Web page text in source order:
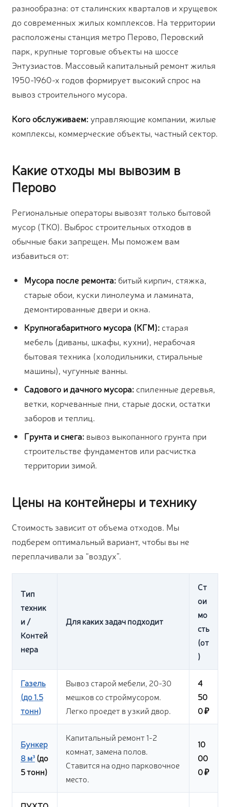
разнообразна: от сталинских кварталов и хрущевок
до современных жилых комплексов. На территории
расположены станция метро Перово, Перовский
парк, крупные торговые объекты на шоссе
Энтузиастов. Массовый капитальный ремонт жилья
1950-1960-х годов формирует высокий спрос на
вывоз строительного мусора.
Кого обслуживаем:управляющие компании, жилые
комплексы, коммерческие объекты, частный сектор.
Какие отходы мы вывозим в
Перово
Региональные операторы вывозят только бытовой
мусор (ТКО). Выброс строительных отходов в
обычные баки запрещен. Мы поможем вам
избавиться от:
Мусора после ремонта: битый кирпич, стяжка,
старые обои, куски линолеума и ламината,
демонтированные двери и окна.
Крупногабаритного мусора (КГМ): старая
мебель (диваны, шкафы, кухни), нерабочая
бытовая техника (холодильники, стиральные
машины), чугунные ванны.
Садового и дачного мусора: спиленные деревья,
ветки, корчеванные пни, старые доски, остатки
заборов и теплиц.
Грунта и снега: вывоз выкопанного грунта при
строительстве фундаментов или расчистка
территории зимой.
Цены на контейнеры и технику
Стоимость зависит от объема отходов. Мы
подберем оптимальный вариант, чтобы вы не
переплачивали за “воздух”.
Тип
техник
и /
Контей
нера
Для каких задач подходит
Ст
ои
мо
сть
(от
)
Газель
(до 1.5
тонн)
Вывоз старой мебели, 20-30
мешков со строймусором.
Легко проедет в узкий двор.
4
50
0 ₽
Бункер
8 м³(до
5 тонн)
Капитальный ремонт 1-2
комнат, замена полов.
Ставится на одно парковочное
место.
10
00
0 ₽